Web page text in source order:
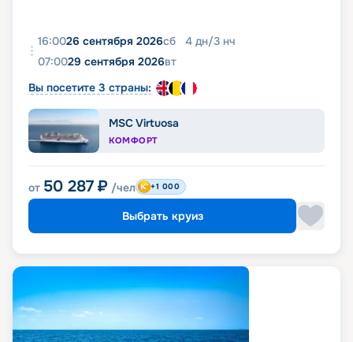
16:0026 сентября 2026сб 4 дн/3 нч
07:0029 сентября 2026вт
Вы посетите 3 страны:
MSC Virtuosa
КОМФОРТ
от 50 287 ₽ /чел +1 000
Выбрать круиз